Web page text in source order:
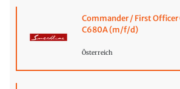
Commander / First Officer
C680A (m/f/d)
Österreich